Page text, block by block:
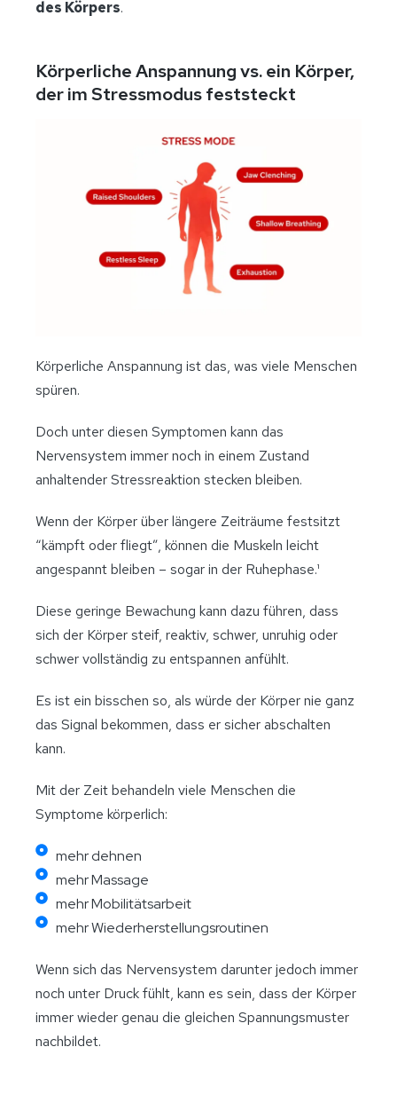
des Körpers.
Körperliche Anspannung vs. ein Körper,
der im Stressmodus feststeckt
Körperliche Anspannung ist das, was viele Menschen
spüren.
Doch unter diesen Symptomen kann das
Nervensystem immer noch in einem Zustand
anhaltender Stressreaktion stecken bleiben.
Wenn der Körper über längere Zeiträume festsitzt
“kämpft oder fliegt”, können die Muskeln leicht
angespannt bleiben – sogar in der Ruhephase.¹
Diese geringe Bewachung kann dazu führen, dass
sich der Körper steif, reaktiv, schwer, unruhig oder
schwer vollständig zu entspannen anfühlt.
Es ist ein bisschen so, als würde der Körper nie ganz
das Signal bekommen, dass er sicher abschalten
kann.
Mit der Zeit behandeln viele Menschen die
Symptome körperlich:
mehr dehnen
mehr Massage
mehr Mobilitätsarbeit
mehr Wiederherstellungsroutinen
Wenn sich das Nervensystem darunter jedoch immer
noch unter Druck fühlt, kann es sein, dass der Körper
immer wieder genau die gleichen Spannungsmuster
nachbildet.